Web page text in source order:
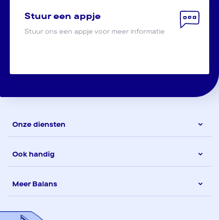
Stuur een appje
Stuur ons een appje voor meer informatie
Onze diensten
Ook handig
Meer Balans